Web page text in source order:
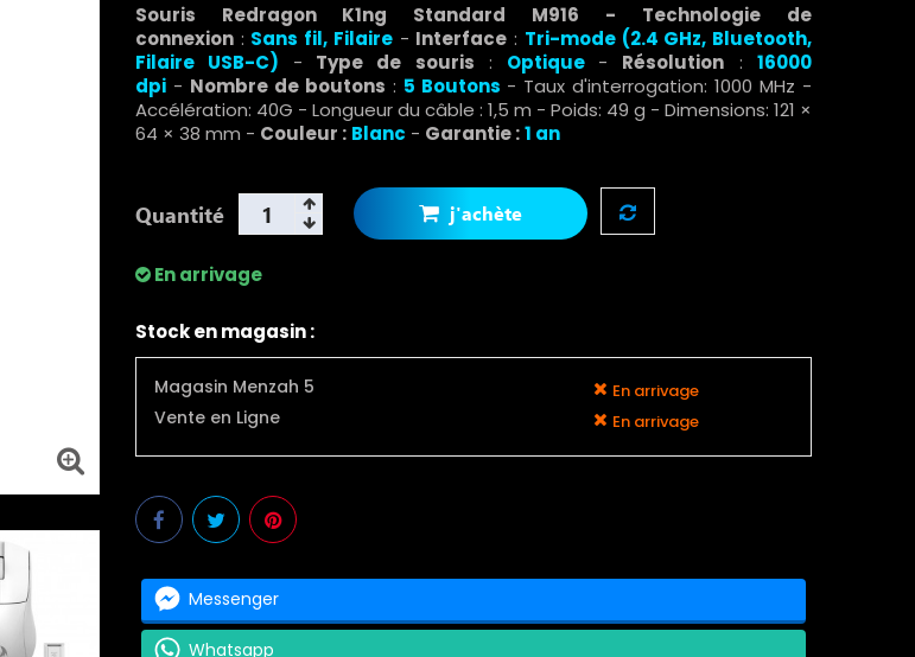
Souris Redragon K1ng Standard M916 -
Technologie de
connexion : Sans fil, Filaire- Interface : Tri-mode (2.4 GHz, Bluetooth,
Filaire USB-C)
- Type de souris : Optique - Résolution :16000
dpi - Nombre de boutons : 5 Boutons - Taux d'interrogation: 1000 MHz -
Accélération: 40G - Longueur du câble : 1,5 m - Poids: 49 g - Dimensions: 121 ×
64 × 38 mm - Couleur : Blanc - Garantie :1 an
Quantité j'achète
En arrivage
Stock en magasin :
Magasin Menzah 5 En arrivage
Vente en Ligne En arrivage
Messenger
Whatsapp